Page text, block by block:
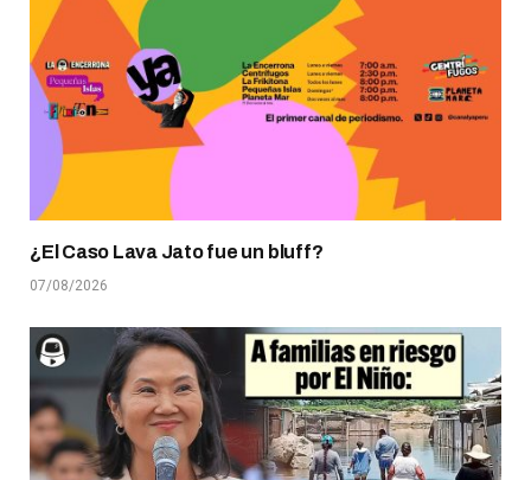
¿El Caso Lava Jato fue un bluff?
07/08/2026